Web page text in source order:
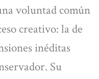
voluntad común
creativo: la de
inéditas
Su